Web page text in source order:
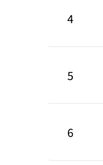
4
5
6